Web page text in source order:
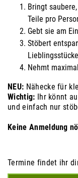
Bringt
Teile pro
Gebt sie am
Stöbert
Nehmt
NEU: Nähecke für
Wichtig: Ihr könnt
und einfach nur
Keine Anmeldung
Termine findet ihr